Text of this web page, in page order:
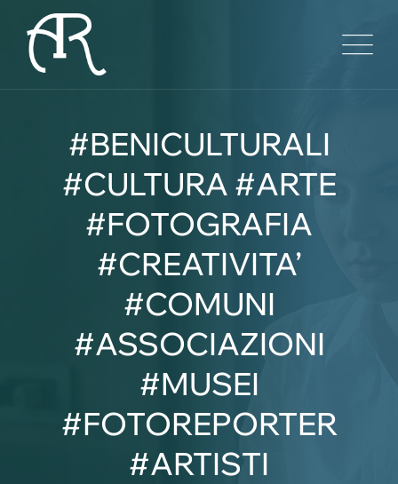
content
#BENICULTURALI
#CULTURA #ARTE
#FOTOGRAFIA
#CREATIVITA’
#COMUNI
#ASSOCIAZIONI
#MUSEI
#FOTOREPORTER
#ARTISTI